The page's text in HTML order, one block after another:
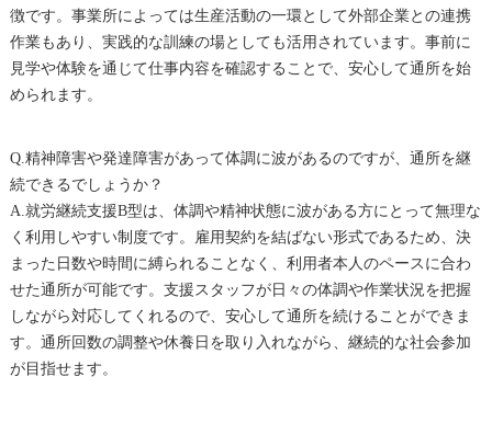
徴です。事業所によっては生産活動の一環として外部企業との連携
作業もあり、実践的な訓練の場としても活用されています。事前に
見学や体験を通じて仕事内容を確認することで、安心して通所を始
められます。
Q.精神障害や発達障害があって体調に波があるのですが、通所を継
続できるでしょうか？
A.就労継続支援B型は、体調や精神状態に波がある方にとって無理な
く利用しやすい制度です。雇用契約を結ばない形式であるため、決
まった日数や時間に縛られることなく、利用者本人のペースに合わ
せた通所が可能です。支援スタッフが日々の体調や作業状況を把握
しながら対応してくれるので、安心して通所を続けることができま
す。通所回数の調整や休養日を取り入れながら、継続的な社会参加
が目指せます。